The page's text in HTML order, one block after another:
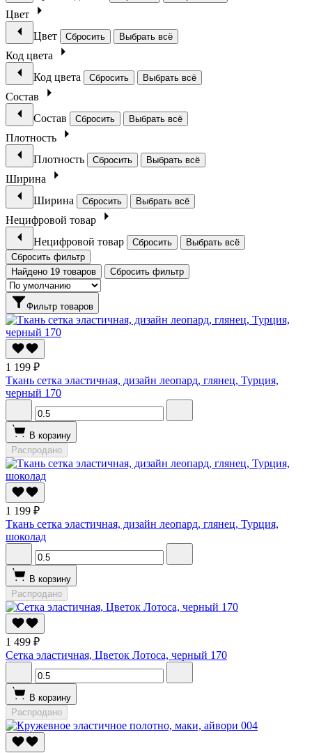
Цвет
Цвет
Сбросить Выбрать всё
Код цвета
Код цвета
Сбросить Выбрать всё
Состав
Состав
Сбросить Выбрать всё
Плотность
Плотность
Сбросить Выбрать всё
Ширина
Ширина
Сбросить Выбрать всё
Нецифровой товар
Нецифровой товар
Сбросить
Выбрать всё
Сбросить фильтр
Найдено 19 товаров
Сбросить фильтр
Фильтр товаров
1 199 ₽
Ткань сетка эластичная, дизайн леопард, глянец, Турция,
черный 170
В корзину
Распродано
1 199 ₽
Ткань сетка эластичная, дизайн леопард, глянец, Турция,
шоколад
В корзину
Распродано
1 499 ₽
Сетка эластичная, Цветок Лотоса, черный 170
В корзину
Распродано